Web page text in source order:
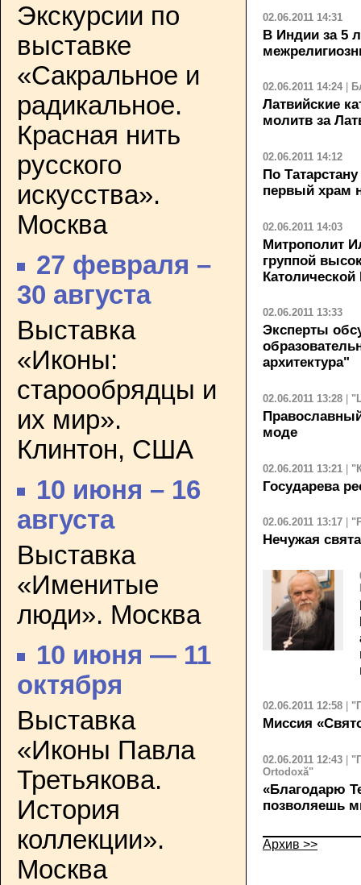
Экскурсии по
выставке
«Сакральное и
радикальное.
Красная нить
русского
искусства».
Москва
27 февраля –
30 августа
Выставка
«Иконы:
старообрядцы и
их мир».
Клинтон, США
10 июня – 16
августа
Выставка
«Именитые
люди». Москва
10 июня — 11
октября
Выставка
«Иконы Павла
Третьякова.
История
коллекции».
Москва
02.06.2011 14:31
В Индии за 5
02.06.2011 14:24
Латвийские
молитв за
02.06.2011 14:12
По
первый храм
02.06.2011 14:03
Митрополит
группой
02.06.2011 13:33
Эксперты
архитектура"
02.06.2011 13:28
моде
02.06.2011 13:21 |
Государева
02.06.2011 13:17
Нечужая
02.06.2011 12:58
Миссия
02.06.2011 12:43
Ortodoxă"
«Благодарю
позволяешь
Архив >>